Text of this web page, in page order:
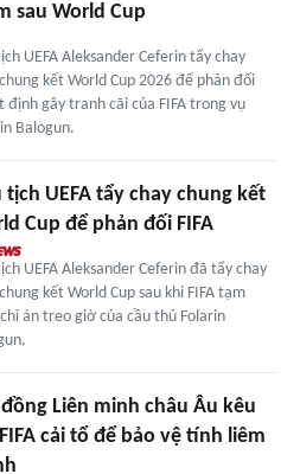
sau World Cup
UEFA Aleksander Ceferin tẩy chay
kết World Cup 2026 để phản đối
định gây tranh cãi của FIFA trong vụ
Balogun.
tịch UEFA tẩy chay chung kết
Cup để phản đối FIFA
UEFA Aleksander Ceferin đã tẩy chay
kết World Cup sau khi FIFA tạm
án treo giờ của cầu thủ Folarin
Liên minh châu Âu kêu
cải tổ để bảo vệ tính liêm